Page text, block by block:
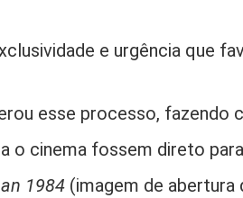
e urgência que
esse processo, fazendo
o cinema fossem direto
1984 (imagem de abertura